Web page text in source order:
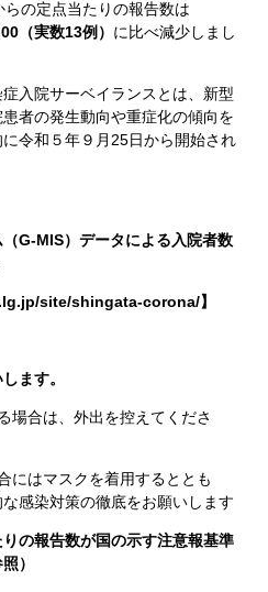
の定点当たりの報告数は
（実数13例） に比べ減少しまし
入院サーベイランスとは、新型
者の発生動向や重症化の傾向を
令和５年９月25日から開始され
G-MIS）データによる入院者数
site/shingata-corona/】
ます。
合は、外出を控えてくださ
にはマスクを着用するととも
感染対策の徹底をお願いします
の報告数が国の示す注意報基準
）